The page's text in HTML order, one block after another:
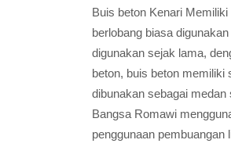
Buis beton Kenari
berlobang biasa
digunakan sejak lama,
beton, buis beton memiliki
dibunakan sebagai
Bangsa Romawi
penggunaan pembuangan